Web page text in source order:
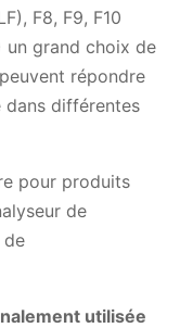
F8, F9, F10
un grand choix de
répondre
dans différentes
utilisée